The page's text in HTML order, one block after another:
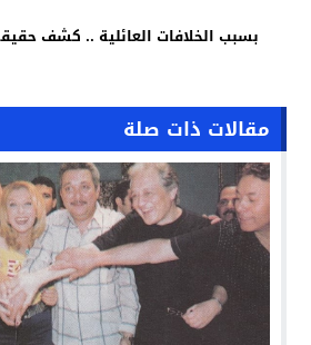
بسبب الخلافات العائلية .. كشف
مقالات ذات صلة